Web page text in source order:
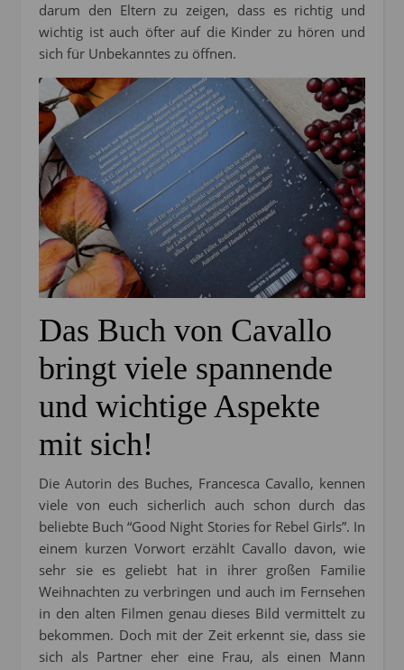
darum den Eltern zu zeigen, dass es richtig und
wichtig ist auch öfter auf die Kinder zu hören und
sich für Unbekanntes zu öffnen.
Das Buch von Cavallo
bringt viele spannende
und wichtige Aspekte
mit sich!
Die Autorin des Buches, Francesca Cavallo, kennen
viele von euch sicherlich auch schon durch das
beliebte Buch “Good Night Stories for Rebel Girls”. In
einem kurzen Vorwort erzählt Cavallo davon, wie
sehr sie es geliebt hat in ihrer großen Familie
Weihnachten zu verbringen und auch im Fernsehen
in den alten Filmen genau dieses Bild vermittelt zu
bekommen. Doch mit der Zeit erkennt sie, dass sie
sich als Partner eher eine Frau, als einen Mann